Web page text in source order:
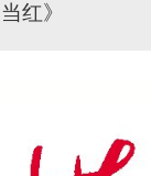
红》